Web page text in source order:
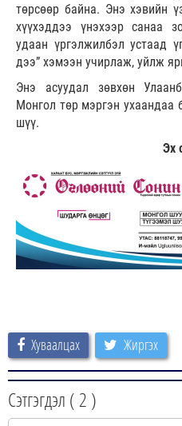
төрсөөр байна. Энэ хэвийн
хүүхэддээ үнэхээр санаа
удаан үргэлжилбэл устаад
дээ” хэмээн учирлаж, уйлж
Энэ асуудал зөвхөн
Монгол төр мэргэн ухаандаа
шүү.
Эх
Хуваалцах Жиргэх
Сэтгэгдэл (2 )